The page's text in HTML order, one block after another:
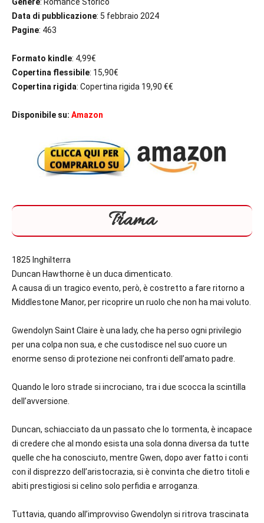
Data di pubblicazione: 5 febbraio 2024
Pagine: 463
Formato kindle: 4,99€
Copertina flessibile: 15,90€
Copertina rigida: Copertina rigida 19,90 €€
Disponibile su: Amazon
Trama
1825 Inghilterra
Duncan Hawthorne è un duca dimenticato.
A causa di un tragico evento, però, è costretto a fare ritorno a
Middlestone Manor, per ricoprire un ruolo che non ha mai voluto.
Gwendolyn Saint Claire è una lady, che ha perso ogni privilegio
per una colpa non sua, e che custodisce nel suo cuore un
enorme senso di protezione nei confronti dell’amato padre.
Quando le loro strade si incrociano, tra i due scocca la scintilla
dell’avversione.
Duncan, schiacciato da un passato che lo tormenta, è incapace
di credere che al mondo esista una sola donna diversa da tutte
quelle che ha conosciuto, mentre Gwen, dopo aver fatto i conti
con il disprezzo dell’aristocrazia, si è convinta che dietro titoli e
abiti prestigiosi si celino solo perfidia e arroganza.
Tuttavia, quando all’improvviso Gwendolyn si ritrova trascinata